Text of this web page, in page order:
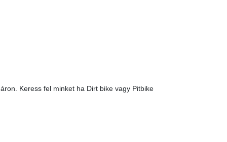
Keress fel minket ha Dirt bike vagy Pitbike